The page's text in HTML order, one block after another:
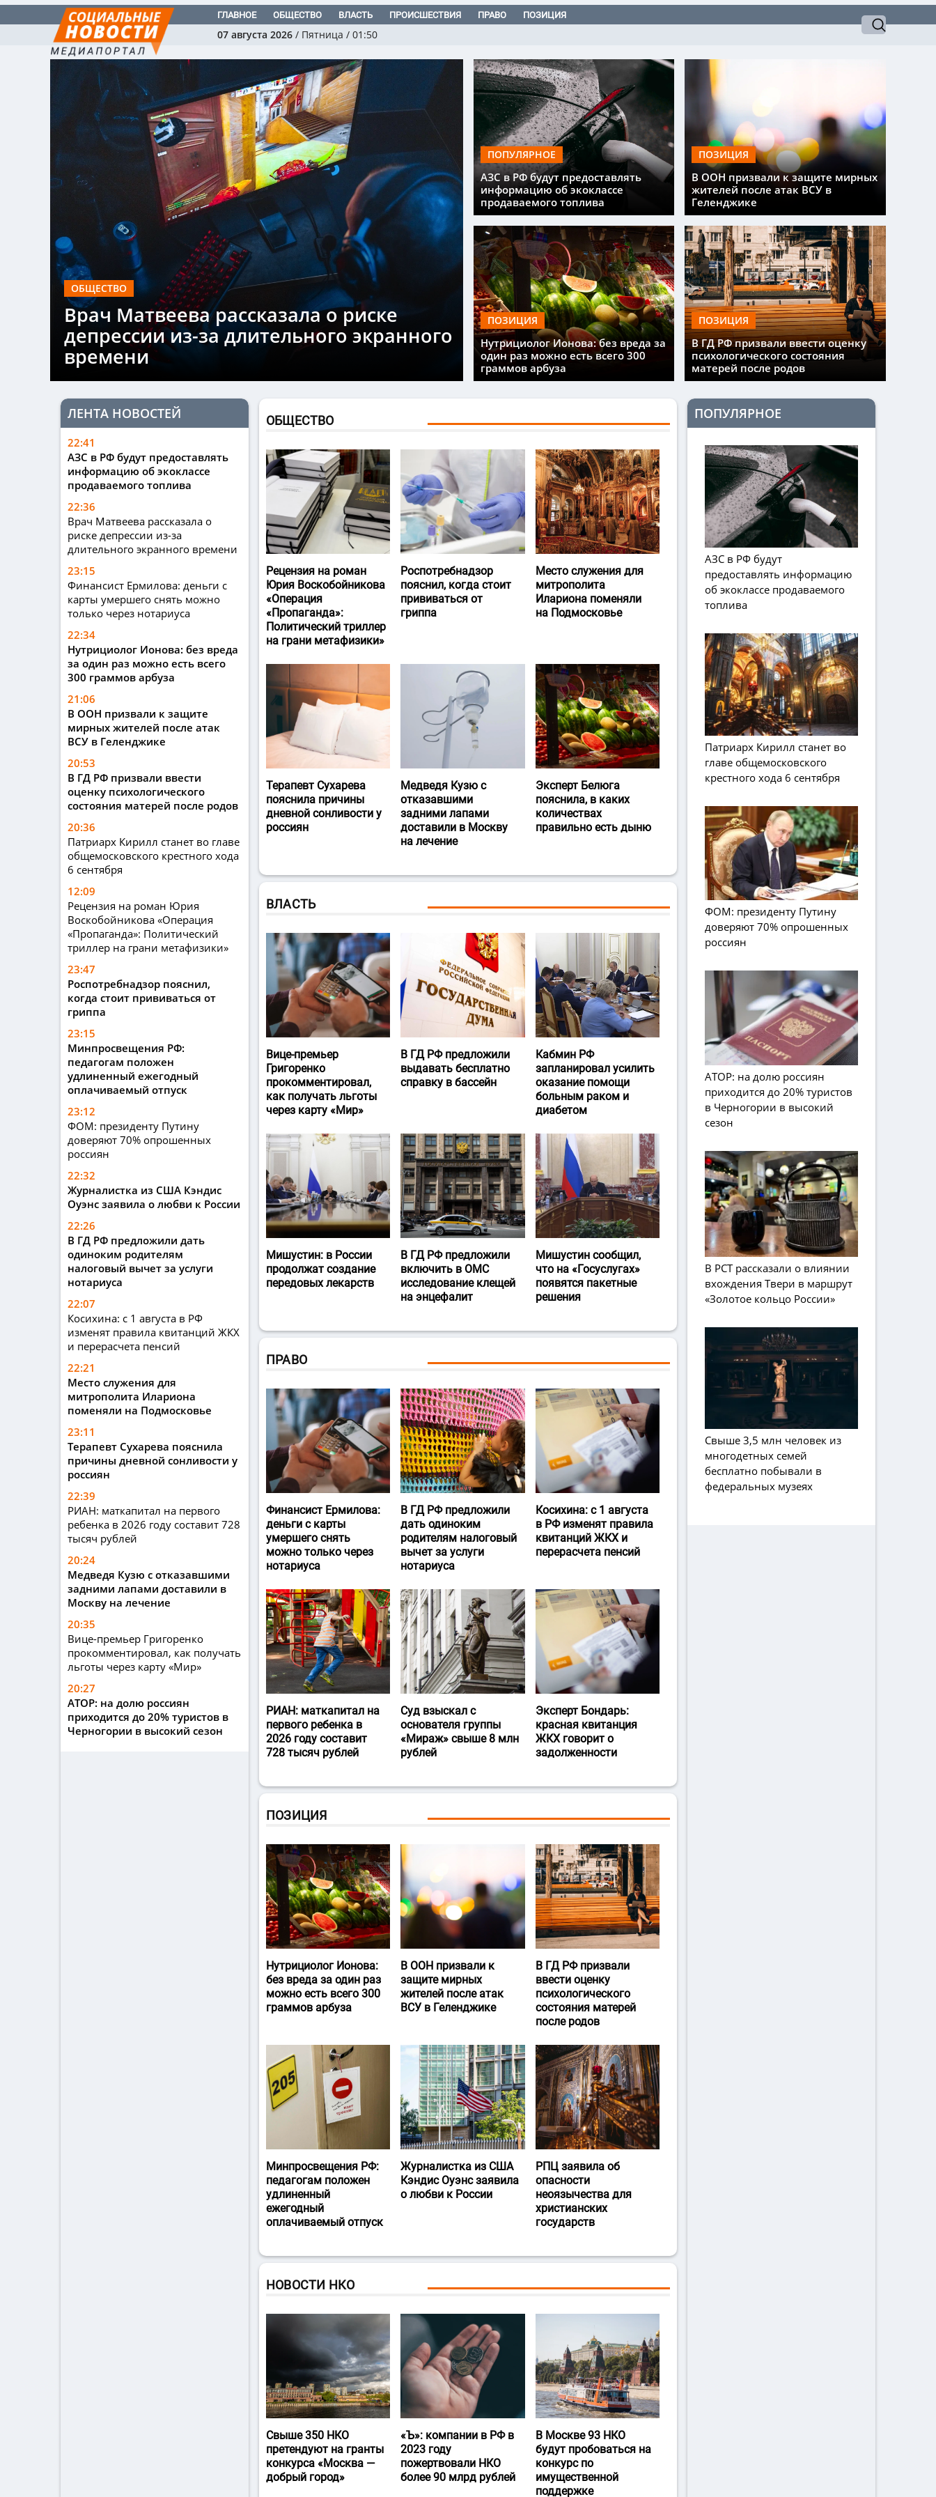
ГЛАВНОЕ ОБЩЕСТВО ВЛАСТЬ ПРОИСШЕСТВИЯ ПРАВО ПОЗИЦИЯ
07 августа 2026 / Пятница / 01:50
ОБЩЕСТВО
Врач Матвеева рассказала о риске
депрессии из-за длительного экранного
времени
ПОПУЛЯРНОЕ
АЗС в РФ будут предоставлять
информацию об экоклассе
продаваемого топлива
ПОЗИЦИЯ
Нутрициолог Ионова: без вреда за
один раз можно есть всего 300
граммов арбуза
ПОЗИЦИЯ
В ООН призвали к защите мирных
жителей после атак ВСУ в
Геленджике
ПОЗИЦИЯ
В ГД РФ призвали ввести оценку
психологического состояния
матерей после родов
ЛЕНТА НОВОСТЕЙ
22:41
АЗС в РФ будут предоставлять
информацию об экоклассе
продаваемого топлива
22:36
Врач Матвеева рассказала о
риске депрессии из-за
длительного экранного времени
23:15
Финансист Ермилова: деньги с
карты умершего снять можно
только через нотариуса
22:34
Нутрициолог Ионова: без вреда
за один раз можно есть всего
300 граммов арбуза
21:06
В ООН призвали к защите
мирных жителей после атак
ВСУ в Геленджике
20:53
В ГД РФ призвали ввести
оценку психологического
состояния матерей после родов
20:36
Патриарх Кирилл станет во главе
общемосковского крестного хода
6 сентября
12:09
Рецензия на роман Юрия
Воскобойникова «Операция
«Пропаганда»: Политический
триллер на грани метафизики»
23:47
Роспотребнадзор пояснил,
когда стоит прививаться от
гриппа
23:15
Минпросвещения РФ:
педагогам положен
удлиненный ежегодный
оплачиваемый отпуск
23:12
ФОМ: президенту Путину
доверяют 70% опрошенных
россиян
22:32
Журналистка из США Кэндис
Оуэнс заявила о любви к России
22:26
В ГД РФ предложили дать
одиноким родителям
налоговый вычет за услуги
нотариуса
22:07
Косихина: с 1 августа в РФ
изменят правила квитанций ЖКХ
и перерасчета пенсий
22:21
Место служения для
митрополита Илариона
поменяли на Подмосковье
23:11
Терапевт Сухарева пояснила
причины дневной сонливости у
россиян
22:39
РИАН: маткапитал на первого
ребенка в 2026 году составит 728
тысяч рублей
20:24
Медведя Кузю с отказавшими
задними лапами доставили в
Москву на лечение
20:35
Вице-премьер Григоренко
прокомментировал, как получать
льготы через карту «Мир»
20:27
АТОР: на долю россиян
приходится до 20% туристов в
Черногории в высокий сезон
ОБЩЕСТВО
Рецензия на роман
Юрия Воскобойникова
«Операция
«Пропаганда»:
Политический триллер
на грани метафизики»
Роспотребнадзор
пояснил, когда стоит
прививаться от
гриппа
Место служения для
митрополита
Илариона поменяли
на Подмосковье
Терапевт Сухарева
пояснила причины
дневной сонливости у
россиян
Медведя Кузю с
отказавшими
задними лапами
доставили в Москву
на лечение
Эксперт Белюга
пояснила, в каких
количествах
правильно есть дыню
ВЛАСТЬ
Вице-премьер
Григоренко
прокомментировал,
как получать льготы
через карту «Мир»
В ГД РФ предложили
выдавать бесплатно
справку в бассейн
Кабмин РФ
запланировал усилить
оказание помощи
больным раком и
диабетом
Мишустин: в России
продолжат создание
передовых лекарств
В ГД РФ предложили
включить в ОМС
исследование клещей
на энцефалит
Мишустин сообщил,
что на «Госуслугах»
появятся пакетные
решения
ПРАВО
Финансист Ермилова:
деньги с карты
умершего снять
можно только через
нотариуса
В ГД РФ предложили
дать одиноким
родителям налоговый
вычет за услуги
нотариуса
Косихина: с 1 августа
в РФ изменят правила
квитанций ЖКХ и
перерасчета пенсий
РИАН: маткапитал на
первого ребенка в
2026 году составит
728 тысяч рублей
Суд взыскал с
основателя группы
«Мираж» свыше 8 млн
рублей
Эксперт Бондарь:
красная квитанция
ЖКХ говорит о
задолженности
ПОЗИЦИЯ
Нутрициолог Ионова:
без вреда за один раз
можно есть всего 300
граммов арбуза
В ООН призвали к
защите мирных
жителей после атак
ВСУ в Геленджике
В ГД РФ призвали
ввести оценку
психологического
состояния матерей
после родов
Минпросвещения РФ:
педагогам положен
удлиненный
ежегодный
оплачиваемый отпуск
Журналистка из США
Кэндис Оуэнс заявила
о любви к России
РПЦ заявила об
опасности
неоязычества для
христианских
государств
НОВОСТИ НКО
Свыше 350 НКО
претендуют на гранты
конкурса «Москва —
добрый город»
«Ъ‎»: компании в РФ в
2023 году
пожертвовали НКО
более 90 млрд рублей
В Москве 93 НКО
будут пробоваться на
конкурс по
имущественной
поддержке
ПОПУЛЯРНОЕ
АЗС в РФ будут
предоставлять информацию
об экоклассе продаваемого
топлива
Патриарх Кирилл станет во
главе общемосковского
крестного хода 6 сентября
ФОМ: президенту Путину
доверяют 70% опрошенных
россиян
АТОР: на долю россиян
приходится до 20% туристов
в Черногории в высокий
сезон
В РСТ рассказали о влиянии
вхождения Твери в маршрут
«Золотое кольцо России»
Свыше 3,5 млн человек из
многодетных семей
бесплатно побывали в
федеральных музеях